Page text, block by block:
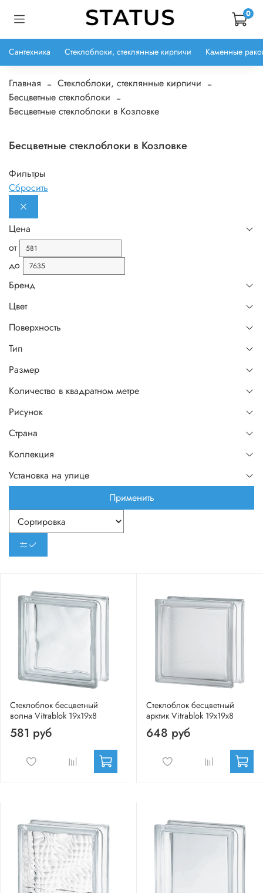
0
Сантехника Стеклоблоки, стеклянные кирпичи Каменные
Главная
Стеклоблоки, стеклянные кирпичи
Бесцветные стеклоблоки
Бесцветные стеклоблоки в Козловке
Бесцветные стеклоблоки в Козловке
Стеклоблок бесцветный
волна Vitrablok 19х19х8
581 руб
Стеклоблок бесцветный
арктик Vitrablok 19х19х8
648 руб
Фильтры
Сбросить
Цена
от
до
Бренд
Цвет
Поверхность
Тип
Размер
Количество в квадратном метре
Рисунок
Страна
Коллекция
Установка на улице
Применить